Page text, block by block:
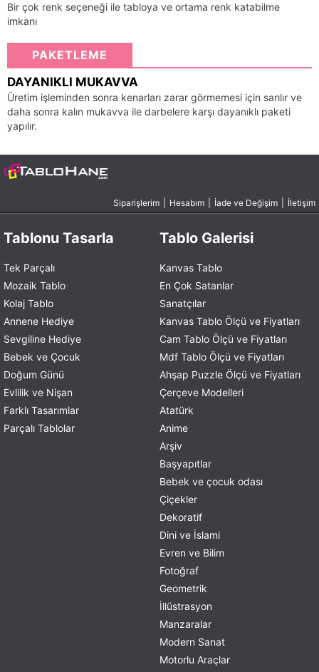
Bir çok renk seçeneği ile tabloya ve ortama renk katabilme
imkanı
PAKETLEME
DAYANIKLI MUKAVVA
Üretim işleminden sonra kenarları zarar görmemesi için sarılır ve
daha sonra kalın mukavva ile darbelere karşı dayanıklı paketi
yapılır.
Siparişlerim Hesabım İade ve Değişim İletişim
Tablonu Tasarla
Tek Parçalı
Mozaik Tablo
Kolaj Tablo
Annene Hediye
Sevgiline Hediye
Bebek ve Çocuk
Doğum Günü
Evlilik ve Nişan
Farklı Tasarımlar
Parçalı Tablolar
Tablo Galerisi
Kanvas Tablo
En Çok Satanlar
Sanatçılar
Kanvas Tablo Ölçü ve Fiyatları
Cam Tablo Ölçü ve Fiyatları
Mdf Tablo Ölçü ve Fiyatları
Ahşap Puzzle Ölçü ve Fiyatları
Çerçeve Modelleri
Atatürk
Anime
Arşiv
Başyapıtlar
Bebek ve çocuk odası
Çiçekler
Dekoratif
Dini ve İslami
Evren ve Bilim
Fotoğraf
Geometrik
İllüstrasyon
Manzaralar
Modern Sanat
Motorlu Araçlar